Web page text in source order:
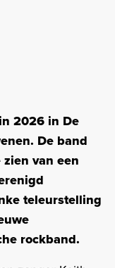
2026 in De
De band
van een
teleurstelling
rockband.